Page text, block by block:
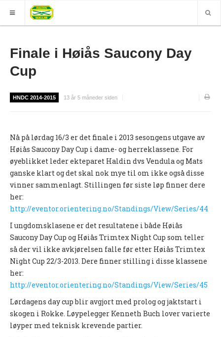
HJEM
Nyheter (World of O)
Sesongplan
Løpe for Halden SK?
Løpergruppe
Støtteapparat
Nyheter
Ny på o-løp?
Nybegynnerkurs
BREDDE
Finale i Høiås Saucony Day
Cup
HNDC 2014-2015 13 år 5 måneder siden
Nå på lørdag 16/3 er det finale i 2013 sesongens utgave av
Høiås Saucony Day Cup i dame- og herreklassene. For
øyeblikket leder ekteparet Haldin dvs Vendula og Mats
ganske klart og det skal nok mye til om ikke også disse
vinner sammenlagt. Stillingen før siste løp finner dere
her:
http://eventor.orientering.no/Standings/View/Series/44
I ungdomsklasene er det resultatene i både Høiås
Saucony Day Cup og Høiås Trimtex Night Cup som teller
så der vil ikke avkjørelsen falle før etter Høiås Trimtex
Night Cup 22/3-2013. Dere finner stilling i disse klassene
her:
http://eventor.orientering.no/Standings/View/Series/45
Lørdagens day cup blir avgjort med prolog og jaktstart i
skogen i Rokke. Løypelegger Kenneth Buch lover varierte
løyper med teknisk krevende partier.